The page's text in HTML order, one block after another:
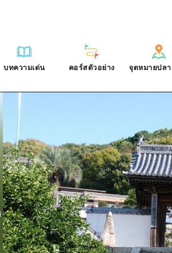
บทความเด่น
จักรยาน
บันเทิงยามค่ำคืน
ลก
ประสบการณ์ / ในกา
มาตรฐาน
ประวัติศาสตร์ / วัฒน
การรักษา
ธรรมชาติ
คอร์สตัวอย่าง
ยการ
อ Dive! Hiroshima
รชิม่า โมชิ โมชิ ทราเวล
บริเวณรอบเมื
อากิ
บิงโก
บิโฮค
เกโฮค
บริเวณรอบๆ
ยามากุจิตะวัน
จุดหมายปลา
รายการ
บริเวณรอบเมื
อากิ
บิงโก
บิโฮคุ
บริเวณรอบๆ
ถึง
ราจรรอง
ดของสิ่งอำนวยความสะดวก
มค่าตั๋วเที่ยวคุ้มค่า
ฝากและจัดส่งสัมภาระ
ฮิโรชิมะโ
ฮิโรชิม่า
ไกด์อาสา
วิดีโอฮิโร
ธรรม
ยาจิมะ
ออก
เมืองฮิโรชิม่า
บๆ มิยาจิมะ
ะวันออก
เมะ
Fi
รไ
ดาวน์โหลดรูปภาพ
ข้อมูลการขนส่งระ